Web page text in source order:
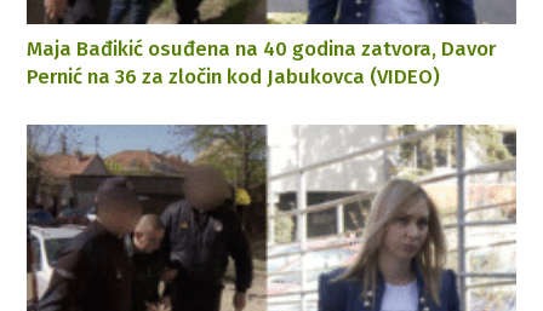
Maja Bađikić osuđena na 40 godina zatvora, Davor
Pernić na 36 za zločin kod Jabukovca (VIDEO)